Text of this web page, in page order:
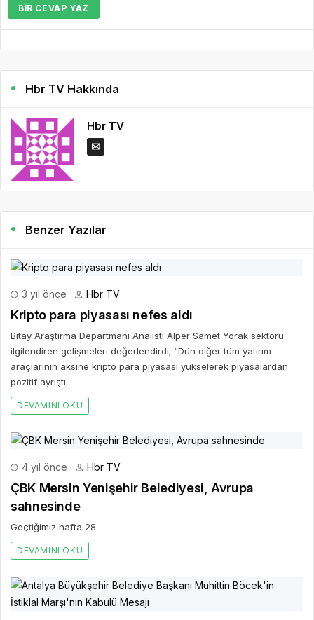
BIR CEVAP YAZ
Hbr TV Hakkında
Hbr TV
Benzer Yazılar
3 yıl önce Hbr TV
Kripto para piyasası nefes aldı
Bitay Araştırma Departmanı Analisti Alper Samet Yorak sektörü
ilgilendiren gelişmeleri değerlendirdi; “Dün diğer tüm yatırım
araçlarının aksine kripto para piyasası yükselerek piyasalardan
pozitif ayrıştı.
DEVAMINI OKU
4 yıl önce Hbr TV
ÇBK Mersin Yenişehir Belediyesi, Avrupa
sahnesinde
Geçtiğimiz hafta 28.
DEVAMINI OKU